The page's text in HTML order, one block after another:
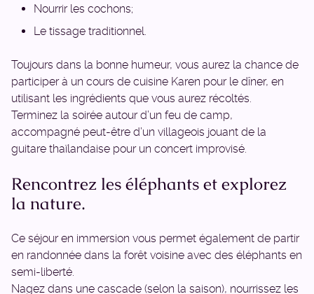
Nourrir les cochons;
Le tissage traditionnel.
Toujours dans la bonne humeur, vous aurez la chance de
participer à un cours de cuisine Karen pour le dîner, en
utilisant les ingrédients que vous aurez récoltés.
Terminez la soirée autour d’un feu de camp,
accompagné peut-être d’un villageois jouant de la
guitare thaïlandaise pour un concert improvisé.
Rencontrez les éléphants et explorez
la nature.
Ce séjour en immersion vous permet également de partir
en randonnée dans la forêt voisine avec des éléphants en
semi-liberté.
Nagez dans une cascade (selon la saison), nourrissez les